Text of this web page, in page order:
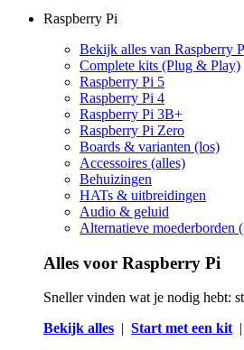
Raspberry Pi
Bekijk alles van Raspberry
Complete kits (Plug & Play)
Raspberry Pi 5
Raspberry Pi 4
Raspberry Pi 3B+
Raspberry Pi Zero
Boards & varianten (los)
Accessoires (alles)
Behuizingen
HATs & uitbreidingen
Audio & geluid
Alternatieve moederborden
Alles voor Raspberry Pi
Sneller vinden wat je nodig hebt:
Bekijk alles | Start met een kit|